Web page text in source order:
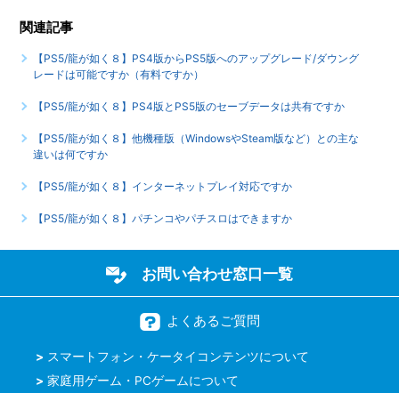
関連記事
【PS5/龍が如く８】PS4版からPS5版へのアップグレード/ダウング
レードは可能ですか（有料ですか）
【PS5/龍が如く８】PS4版とPS5版のセーブデータは共有ですか
【PS5/龍が如く８】他機種版（WindowsやSteam版など）との主な
違いは何ですか
【PS5/龍が如く８】インターネットプレイ対応ですか
【PS5/龍が如く８】パチンコやパチスロはできますか
お問い合わせ窓口一覧
よくあるご質問
スマートフォン・ケータイコンテンツについて
家庭用ゲーム・PCゲームについて